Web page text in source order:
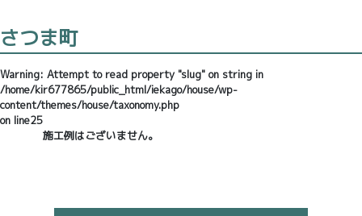
さつま町
Warning: Attempt to read property "slug" on string in
/home/kir677865/public_html/iekago/house/wp-
content/themes/house/taxonomy.php
on line25
施工例はございません。